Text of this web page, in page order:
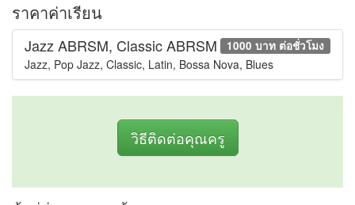
ราคาค่าเรียน
Jazz ABRSM, Classic ABRSM 1000 บาท ต่อชั่วโมง
Jazz, Pop Jazz, Classic, Latin, Bossa Nova, Blues
วิธีติดต่อคุณครู